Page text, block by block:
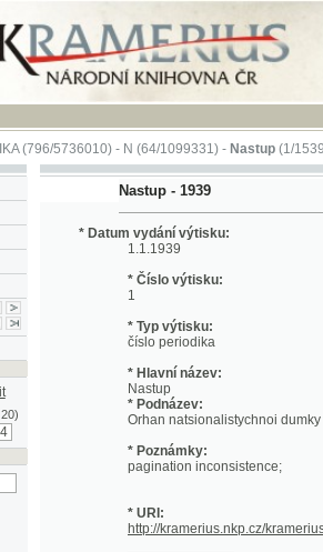
(796/5736010) -N(64/1099331) -Nastup(1/1539)
Nastup - 1939
* Datum vydání výtisku:
1.1.1939
* Číslo výtisku:
* Typ výtisku:
* Hlavní název:
* Podnázev:
Orhan natsionalistychnoi dumky
* Poznámky:
pagination inconsistence;
* URI: